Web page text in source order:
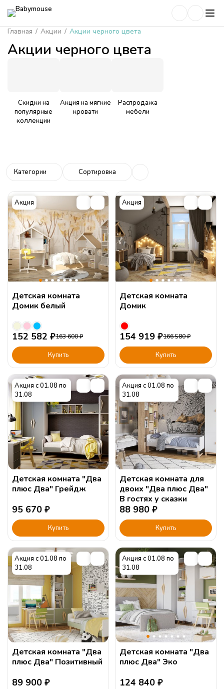
Главная / Акции / Акции черного цвета
Акции черного цвета
Скидки на
популярные
коллекции
Акция на мягкие
кровати
Распродажа
мебели
Категории Сортировка
Акция
Детская комната
Домик белый
152 582 ₽163 600₽
Купить
Акция
Детская комната
Домик
154 919 ₽166 580₽
Купить
Акция с 01.08 по
31.08
Детская комната "Два
плюс Два" Грейдж
95 670 ₽
Купить
Акция с 01.08 по
31.08
Детская комната для
двоих "Два плюс Два"
В гостях у сказки
88 980 ₽
Купить
Акция с 01.08 по
31.08
Детская комната "Два
плюс Два" Позитивный
89 900 ₽
Акция с 01.08 по
31.08
Детская комната "Два
плюс Два" Эко
124 840 ₽